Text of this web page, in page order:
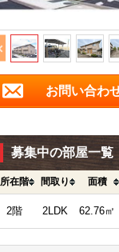
お問い合わ
募集中の部屋一覧
所在階 間取り 面積
2階 2LDK 62.76㎡